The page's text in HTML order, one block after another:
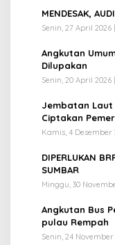
MENDESAK,
Senin, 27 April 2026
Angkutan
Dilupakan
Senin, 20 April 2026
Jembatan Laut
Ciptakan
Kamis, 4 Desember
DIPERLUKAN
SUMBAR
Minggu, 30
Angkutan Bus
pulau Rempah
Senin, 24 November